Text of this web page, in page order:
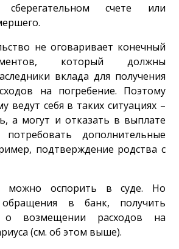
счете или
не оговаривает конечный
который должны
вклада для получения
на погребение. Поэтому
ведут себя в таких ситуациях –
а могут и отказать в выплате
дополнительные
подтверждение родства с
можно оспорить в суде. Но
в банк, получить
о возмещении расходов на
(см. об этом выше).